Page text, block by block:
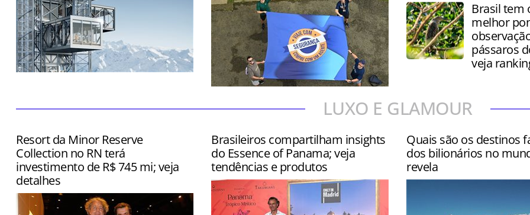
inspections nos hotéis Wyndham
Grand Rio Mar e Hyatt Centric Isla Ver…
Brasil tem
melhor
pássaros
veja
LUXO E GLAMOUR
Resort da Minor Reserve
Collection no RN terá
investimento de R$ 745 mi; veja
detalhes
Brasileiros compartilham insights
do Essence of Panama; veja
tendências e produtos
Quais são os destinos
dos bilionários no
revela